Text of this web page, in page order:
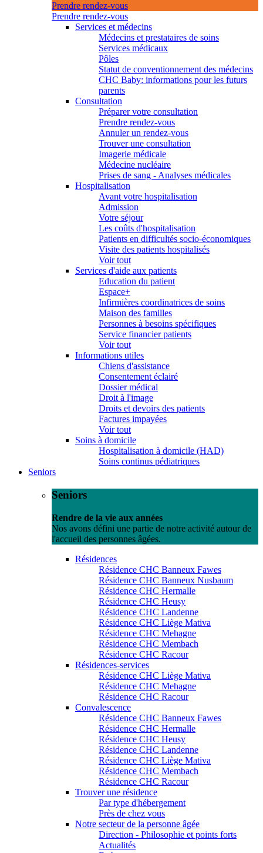
Prendre rendez-vous
Prendre rendez-vous
Services et médecins
Médecins et prestataires de soins
Services médicaux
Pôles
Statut de conventionnement des médecins
CHC Baby: informations pour les futurs
parents
Consultation
Préparer votre consultation
Prendre rendez-vous
Annuler un rendez-vous
Trouver une consultation
Imagerie médicale
Médecine nucléaire
Prises de sang - Analyses médicales
Hospitalisation
Avant votre hospitalisation
Admission
Votre séjour
Les coûts d'hospitalisation
Patients en difficultés socio-économiques
Visite des patients hospitalisés
Voir tout
Services d'aide aux patients
Education du patient
Espace+
Infirmières coordinatrices de soins
Maison des familles
Personnes à besoins spécifiques
Service financier patients
Voir tout
Informations utiles
Chiens d'assistance
Consentement éclairé
Dossier médical
Droit à l'image
Droits et devoirs des patients
Factures impayées
Voir tout
Soins à domicile
Hospitalisation à domicile (HAD)
Soins continus pédiatriques
Seniors
Seniors
Rendre de la vie aux années
Nos avons défini une partie de notre activité autour de
l'accueil des personnes âgées.
Résidences
Résidence CHC Banneux Fawes
Résidence CHC Banneux Nusbaum
Résidence CHC Hermalle
Résidence CHC Heusy
Résidence CHC Landenne
Résidence CHC Liège Mativa
Résidence CHC Mehagne
Résidence CHC Membach
Résidence CHC Racour
Résidences-services
Résidence CHC Liège Mativa
Résidence CHC Mehagne
Résidence CHC Racour
Convalescence
Résidence CHC Banneux Fawes
Résidence CHC Hermalle
Résidence CHC Heusy
Résidence CHC Landenne
Résidence CHC Liège Mativa
Résidence CHC Membach
Résidence CHC Racour
Trouver une résidence
Par type d'hébergement
Près de chez vous
Notre secteur de la personne âgée
Direction - Philosophie et points forts
Actualités